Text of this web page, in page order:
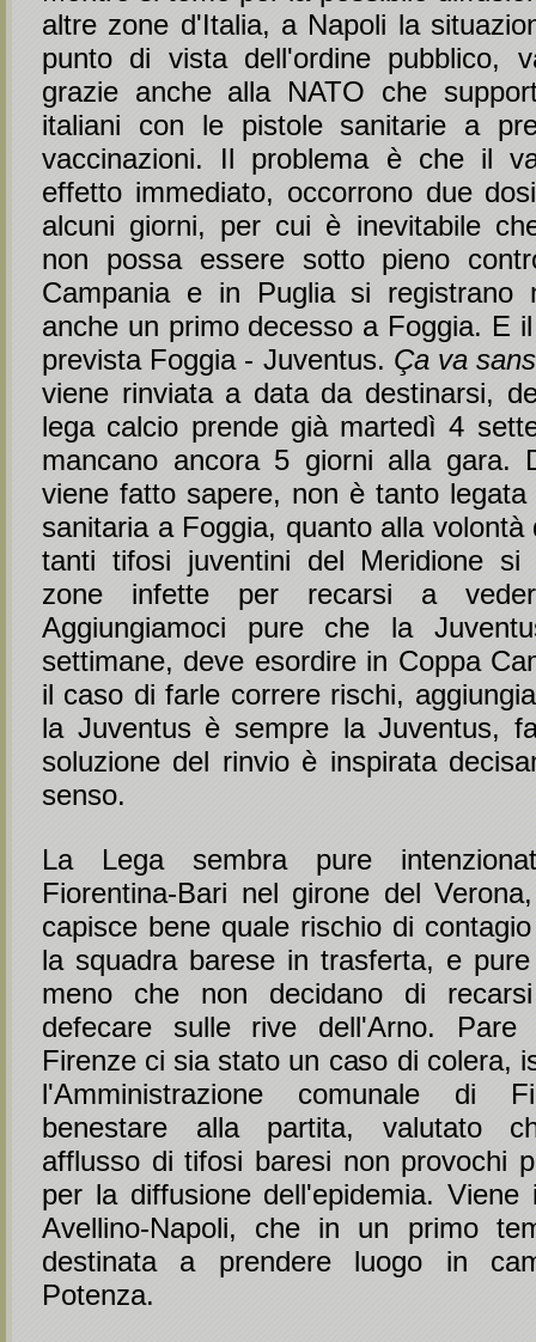
altre zone d'Italia, a Napoli la
punto di vista dell'ordine pubblico,
grazie anche alla NATO che
italiani con le pistole sanitarie a
vaccinazioni. Il problema è che il
effetto immediato, occorrono due
alcuni giorni, per cui è inevitabile
non possa essere sotto pieno
Campania e in Puglia si registrano
anche un primo decesso a Foggia. E
prevista Foggia - Juventus. Ça va
viene rinviata a data da destinarsi,
lega calcio prende già martedì 4
mancano ancora 5 giorni alla gara.
viene fatto sapere, non è tanto legata
sanitaria a Foggia, quanto alla volontà
tanti tifosi juventini del Meridione si
zone infette per recarsi a
Aggiungiamoci pure che la
settimane, deve esordire in Coppa
il caso di farle correre rischi,
la Juventus è sempre la Juventus,
soluzione del rinvio è inspirata
senso.
La Lega sembra pure
Fiorentina-Bari nel girone del
capisce bene quale rischio di
la squadra barese in trasferta, e
meno che non decidano di
defecare sulle rive dell'Arno.
Firenze ci sia stato un caso di colera,
l'Amministrazione comunale di
benestare alla partita, valutato
afflusso di tifosi baresi non provochi
per la diffusione dell'epidemia. Viene
Avellino-Napoli, che in un primo
destinata a prendere luogo in
Potenza.